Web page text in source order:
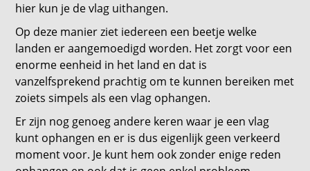
hier kun je de vlag uithangen.
Op deze manier ziet iedereen een beetje welke
landen er aangemoedigd worden. Het zorgt voor een
enorme eenheid in het land en dat is
vanzelfsprekend prachtig om te kunnen bereiken met
zoiets simpels als een vlag ophangen.
Er zijn nog genoeg andere keren waar je een vlag
kunt ophangen en er is dus eigenlijk geen verkeerd
moment voor. Je kunt hem ook zonder enige reden